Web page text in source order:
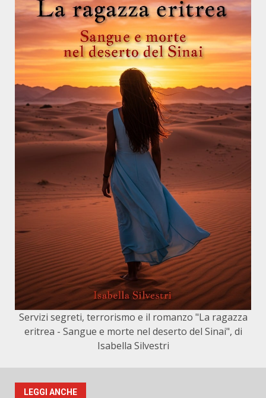
Servizi segreti, terrorismo e il romanzo "La ragazza
eritrea - Sangue e morte nel deserto del Sinai", di
Isabella Silvestri
LEGGI ANCHE